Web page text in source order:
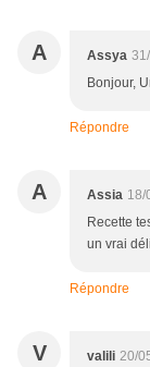
A Assya
Bonjour,
Répondre
A Assia 18/
Recette
un vrai
Répondre
V valili 20/